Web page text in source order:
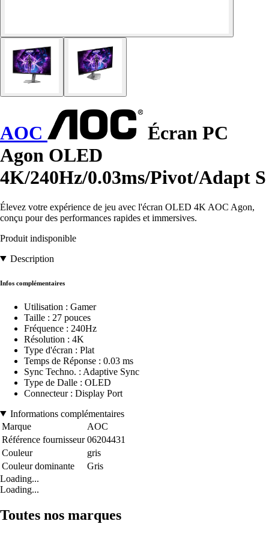
AOC
Écran PC
Agon OLED
4K/240Hz/0.03ms/Pivot/Adapt S
Élevez votre expérience de jeu avec l'écran OLED 4K AOC Agon,
conçu pour des performances rapides et immersives.
Produit indisponible
Description
Infos complémentaires
Utilisation : Gamer
Taille : 27 pouces
Fréquence : 240Hz
Résolution : 4K
Type d'écran : Plat
Temps de Réponse : 0.03 ms
Sync Techno. : Adaptive Sync
Type de Dalle : OLED
Connecteur : Display Port
Informations complémentaires
Marque
AOC
Référence fournisseur 06204431
Couleur
gris
Couleur dominante
Gris
Loading...
Loading...
Toutes nos marques